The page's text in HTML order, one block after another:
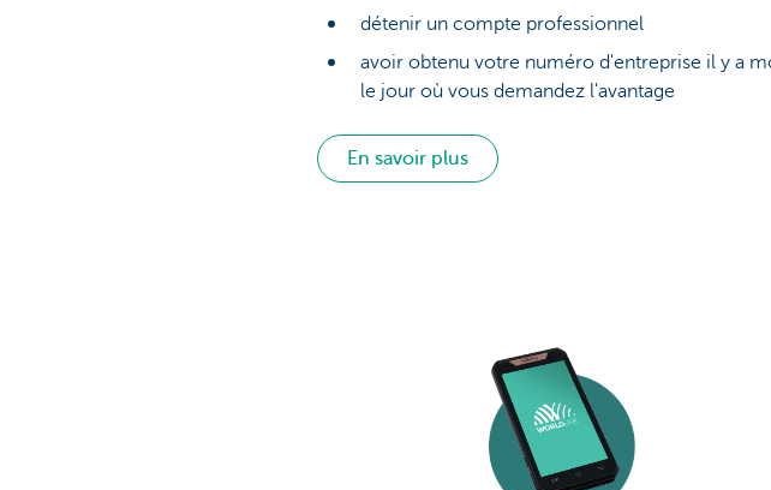
détenir un compte professionnel
avoir obtenu votre numéro d'entreprise il y a
le jour où vous demandez l'avantage
En savoir plus